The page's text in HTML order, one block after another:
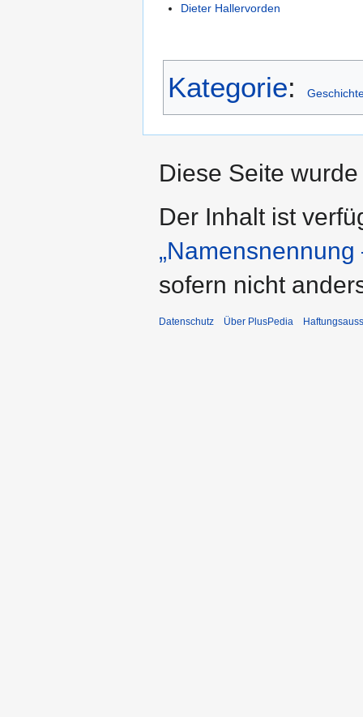
Dieter Hallervorden
Kategorie:
Diese Seite
Der Inhalt ist
sofern nicht
Datenschutz Über PlusPedia